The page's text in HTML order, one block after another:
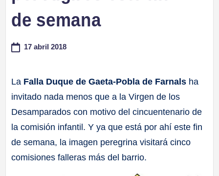
de semana
17 abril 2018
La Falla Duque de Gaeta-Pobla de Farnals ha
invitado nada menos que a la Virgen de los
Desamparados con motivo del cincuentenario de
la comisión infantil. Y ya que está por ahí este fin
de semana, la imagen peregrina visitará cinco
comisiones falleras más del barrio.